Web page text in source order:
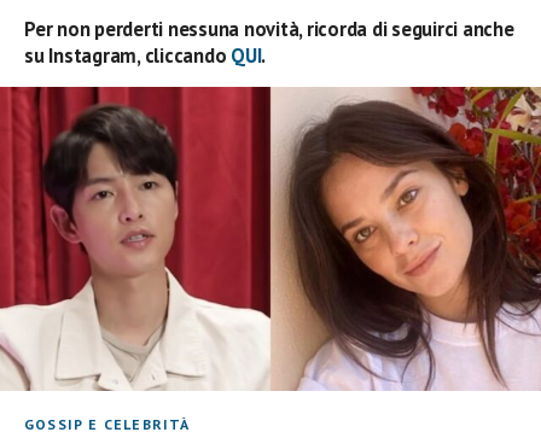
Per non perderti nessuna novità, ricorda di seguirci anche
su Instagram, cliccando QUI.
GOSSIP E CELEBRITÀ